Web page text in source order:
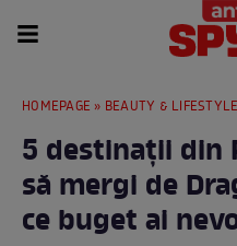
HOMEPAGE » BEAUTY & LIFESTYLE
5 destinații din
să mergi de
ce buget ai